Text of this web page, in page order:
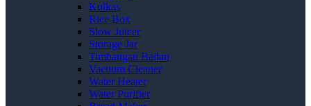
Kulkas
Rice Box
Slow Juicer
Storage Jar
Timbangan Badan
Vacuum Cleaner
Water Heater
Water Purifier